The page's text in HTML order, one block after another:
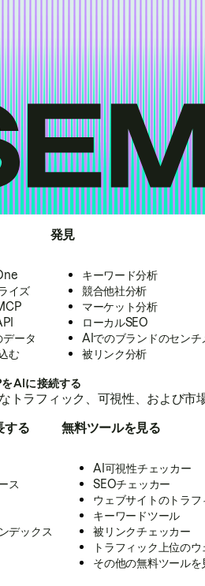
イズ
ータ
む
発見
キーワード分析
競合他社分析
マーケット分析
ローカルSEO
AIでのブランドのセンチ
被リンク分析
AIに接続する
トラフィック、可視性、および
する
ス
デックス
無料ツールを見る
AI可視性チェッカー
SEOチェッカー
ウェブサイトのトラ
キーワードツール
被リンクチェッカー
トラフィック上位の
その他の無料ツールを